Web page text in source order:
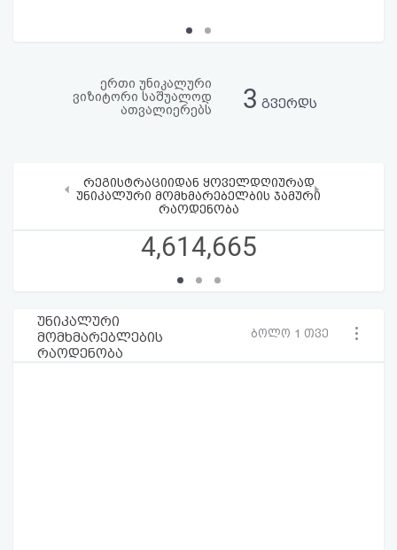
ერთი უნიკალური
ვიზიტორი საშუალოდ
ათვალიერებს
3 გვერდს
რეგისტრაციიდან ყოველდღიურად
უნიკალური მომხმარებელბის ჯამური
რაოდენობა
4,614,665
‹ ›
უნიკალური
მომხმარებლების
რაოდენობა
ბოლო 1 თვე